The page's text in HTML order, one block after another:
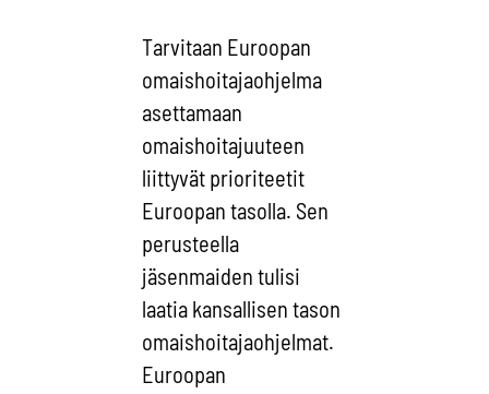
Tarvitaan Euroopan
omaishoitajaohjelma
asettamaan
omaishoitajuuteen
liittyvät prioriteetit
Euroopan tasolla. Sen
perusteella
jäsenmaiden tulisi
laatia kansallisen tason
omaishoitajaohjelmat.
Euroopan